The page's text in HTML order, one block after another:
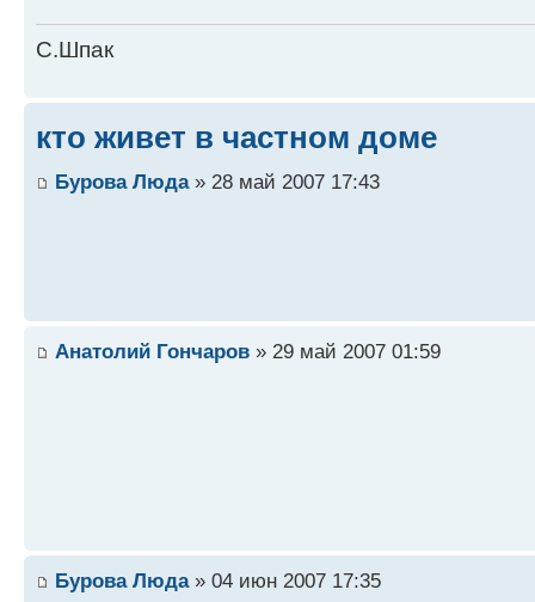
С.Шпак
кто живет в частном доме
Бурова Люда» 28 май 2007 17:43
Анатолий Гончаров » 29 май 2007 01:59
Бурова Люда» 04 июн 2007 17:35